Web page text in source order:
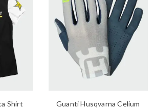
Shirt Guanti Husqvarna Celium